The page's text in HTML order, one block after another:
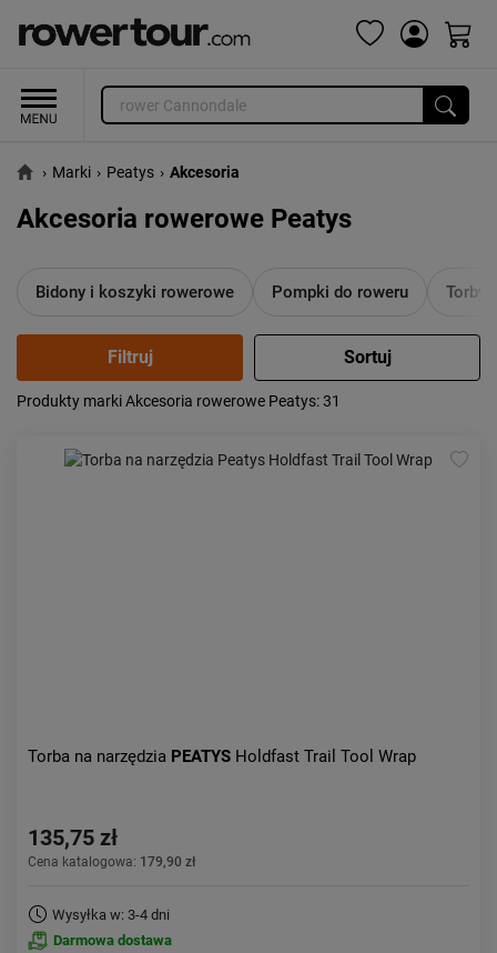
› Marki › Peatys › Akcesoria
Akcesoria rowerowe Peatys
Bidony i koszyki rowerowe Pompki do roweru Torby
Popularność:
od najwyższej
Produkty marki Akcesoria rowerowe Peatys: 31
Torba na narzędzia PEATYS Holdfast Trail Tool Wrap
135,75 zł
Cena katalogowa: 179,90 zł
Wysyłka w: 3-4 dni
Darmowa dostawa